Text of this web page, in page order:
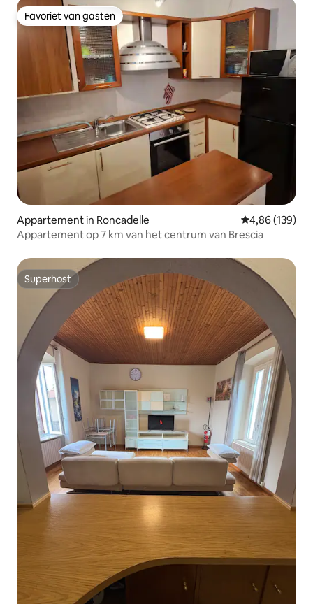
Favoriet van gasten
Favoriet van gasten
Appartement in Roncadelle Gemiddelde
4,86 (139)
Appartement op 7 km van het centrum van Brescia
Superhost
Superhost